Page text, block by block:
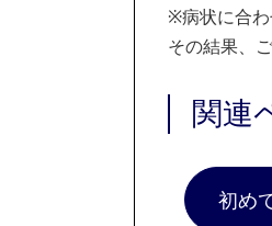
※病状に合
その結果、
関連
初め